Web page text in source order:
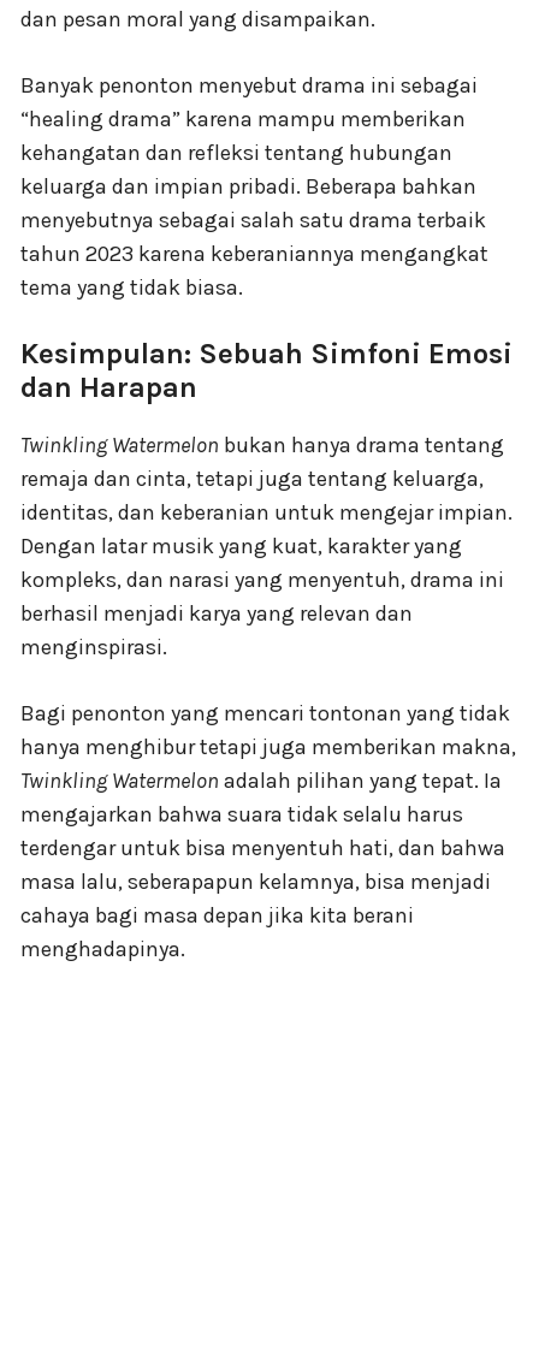
dan pesan moral yang disampaikan.
Banyak penonton menyebut drama ini sebagai
“healing drama” karena mampu memberikan
kehangatan dan refleksi tentang hubungan
keluarga dan impian pribadi. Beberapa bahkan
menyebutnya sebagai salah satu drama terbaik
tahun 2023 karena keberaniannya mengangkat
tema yang tidak biasa.
Kesimpulan: Sebuah Simfoni Emosi
dan Harapan
Twinkling Watermelon bukan hanya drama tentang
remaja dan cinta, tetapi juga tentang keluarga,
identitas, dan keberanian untuk mengejar impian.
Dengan latar musik yang kuat, karakter yang
kompleks, dan narasi yang menyentuh, drama ini
berhasil menjadi karya yang relevan dan
menginspirasi.
Bagi penonton yang mencari tontonan yang tidak
hanya menghibur tetapi juga memberikan makna,
Twinkling Watermelon adalah pilihan yang tepat. Ia
mengajarkan bahwa suara tidak selalu harus
terdengar untuk bisa menyentuh hati, dan bahwa
masa lalu, seberapapun kelamnya, bisa menjadi
cahaya bagi masa depan jika kita berani
menghadapinya.